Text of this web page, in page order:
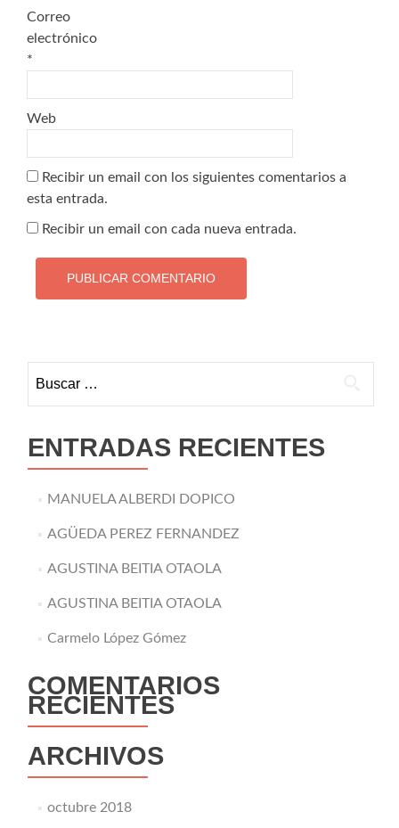
Correo
electrónico
*
Web
Recibir un email con los siguientes comentarios a
esta entrada.
Recibir un email con cada nueva entrada.
ENTRADAS RECIENTES
MANUELA ALBERDI DOPICO
AGÜEDA PEREZ FERNANDEZ
AGUSTINA BEITIA OTAOLA
AGUSTINA BEITIA OTAOLA
Carmelo López Gómez
COMENTARIOS
RECIENTES
ARCHIVOS
octubre 2018